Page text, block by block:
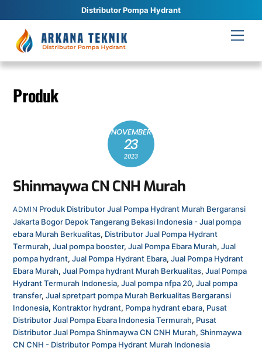
Distributor Pompa Hydrant
content
Produk
NOVEMBER
23
2023
Shinmaywa CN CNH Murah
ADMIN Produk Distributor Jual Pompa Hydrant Murah Bergaransi
Jakarta Bogor Depok Tangerang Bekasi Indonesia - Jual pompa
ebara Murah Berkualitas, Distributor Jual Pompa Hydrant
Termurah,Jual pompa booster,Jual Pompa Ebara Murah,Jual
pompa hydrant,Jual Pompa Hydrant Ebara,Jual Pompa Hydrant
Ebara Murah,Jual Pompa hydrant Murah Berkualitas,Jual Pompa
Hydrant Termurah Indonesia,Jual pompa nfpa 20,Jual pompa
transfer,Jual spretpart pompa Murah Berkualitas Bergaransi
Indonesia, Kontraktor hydrant, Pompa hydrant ebara, Pusat
Distributor Jual Pompa Ebara Indonesia Termurah, Pusat
Distributor Jual Pompa Shinmaywa CN CNH Murah,Shinmaywa
CN CNH - Distributor Pompa Hydrant Murah Indonesia